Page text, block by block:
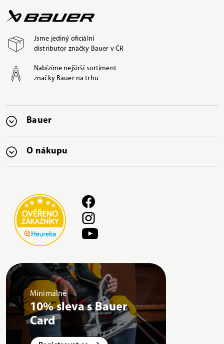
Jsme jediný oficiální
distributor značky Bauer v ČR
Nabízíme nejširší sortiment
značky Bauer na trhu
Bauer
O nákupu
Minimálně
10% sleva s Bauer
Card